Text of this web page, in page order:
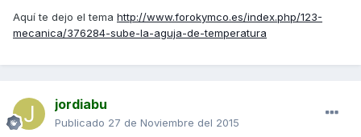
Aquí te dejo el tema http://www.forokymco.es/index.php/123-
mecanica/376284-sube-la-aguja-de-temperatura
jordiabu
Publicado 27 de Noviembre del 2015